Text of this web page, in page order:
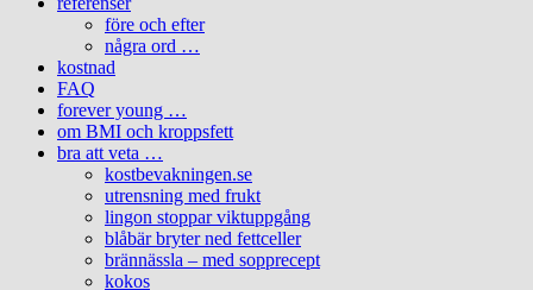
före och efter
några ord …
kostnad
FAQ
forever young …
om BMI och kroppsfett
bra att veta …
kostbevakningen.se
utrensning med frukt
lingon stoppar viktuppgång
blåbär bryter ned fettceller
brännässla – med sopprecept
kokos